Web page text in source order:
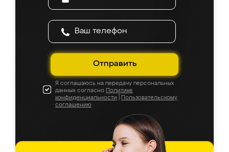
Отправить
Я соглашаюсь на передачу персональных
данных согласно Политике
конфиденциальности
Пользовательскому
соглашению